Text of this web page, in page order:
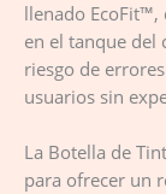
llenado EcoFit™,
en el tanque del
riesgo de
usuarios sin
La Botella de
para ofrecer un